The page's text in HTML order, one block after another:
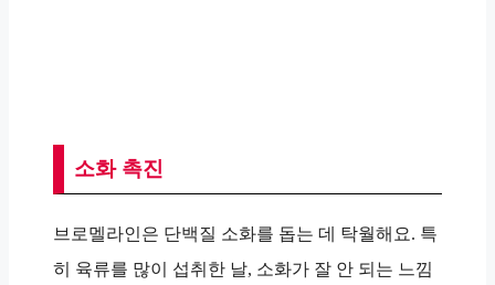
소화 촉진
브로멜라인은 단백질 소화를 돕는 데 탁월해요. 특
히 육류를 많이 섭취한 날, 소화가 잘 안 되는 느낌